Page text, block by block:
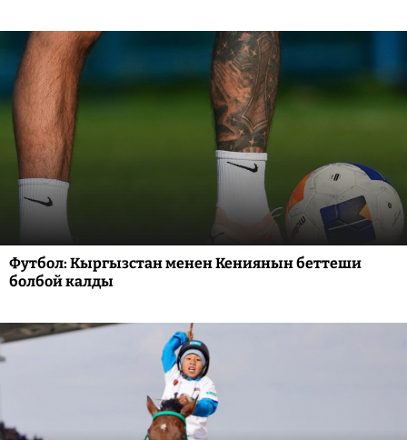
Футбол: Кыргызстан менен Кениянын беттеши
болбой калды